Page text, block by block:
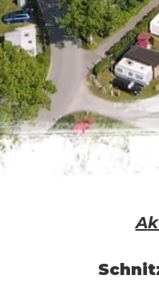
gerne unser
unseren Imbiss,
A